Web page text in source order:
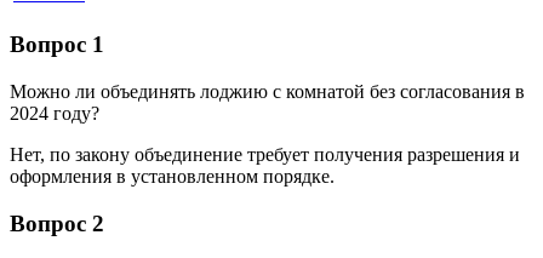
Вопрос 1
Можно ли объединять лоджию с комнатой без согласования в
2024 году?
Нет, по закону объединение требует получения разрешения и
оформления в установленном порядке.
Вопрос 2